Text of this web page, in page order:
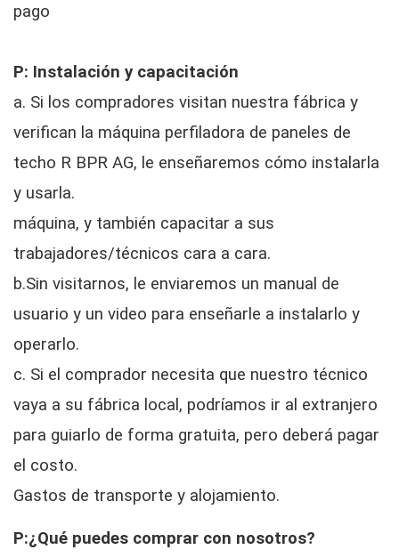
pago
P: Instalación y capacitación
a. Si los compradores visitan nuestra fábrica y
verifican la máquina perfiladora de paneles de
techo R BPR AG, le enseñaremos cómo instalarla
y usarla.
máquina, y también capacitar a sus
trabajadores/técnicos cara a cara.
b.Sin visitarnos, le enviaremos un manual de
usuario y un video para enseñarle a instalarlo y
operarlo.
c. Si el comprador necesita que nuestro técnico
vaya a su fábrica local, podríamos ir al extranjero
para guiarlo de forma gratuita, pero deberá pagar
el costo.
Gastos de transporte y alojamiento.
P:¿Qué puedes comprar con nosotros?